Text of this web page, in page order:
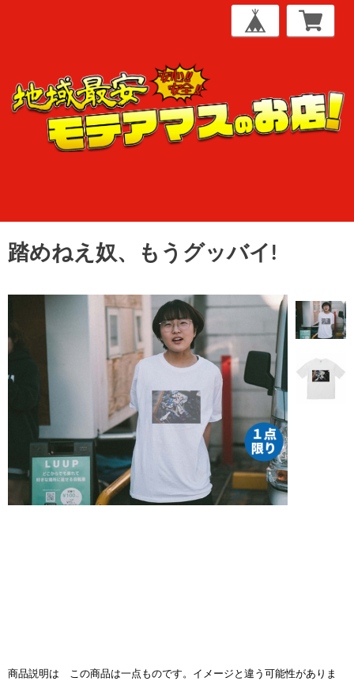
踏めねえ奴、もうグッバイ!
商品説明は この商品は一点ものです。イメージと違う可能性がありま